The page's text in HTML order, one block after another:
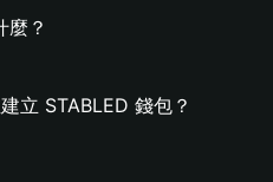
麼？
立 STABLED 錢包？